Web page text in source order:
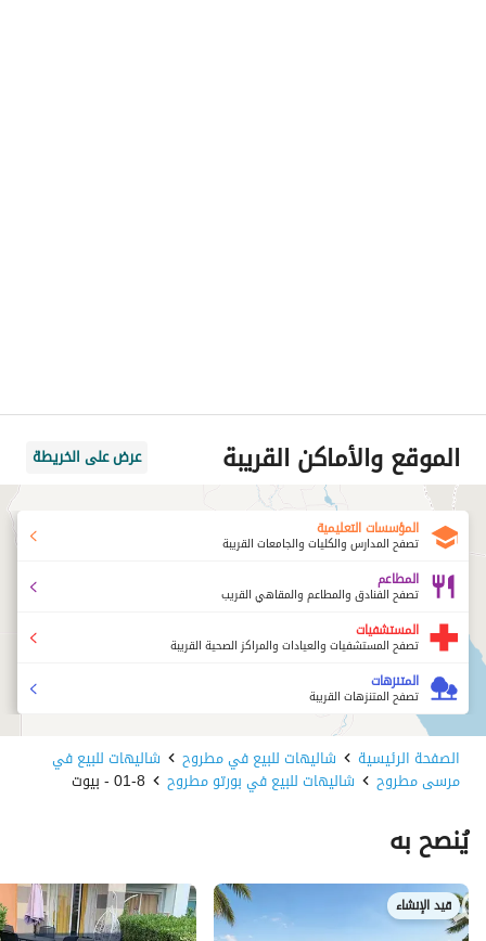
الموقع والأماكن القريبة عرض على الخريطة
المؤسسات التعليمية
تصفح المدارس والكليات والجامعات القريبة
المطاعم
تصفح الفنادق والمطاعم والمقاهي القريب
المستشفيات
تصفح المستشفيات والعيادات والمراكز الصحية القريبة
المتنزهات
تصفح المتنزهات القريبة
الصفحة الرئيسية شاليهات للبيع في مطروح شاليهات للبيع في
مرسى مطروح شاليهات للبيع في بورتو مطروح 01-8 - بيوت
يُنصح به
قيد الإنشاء